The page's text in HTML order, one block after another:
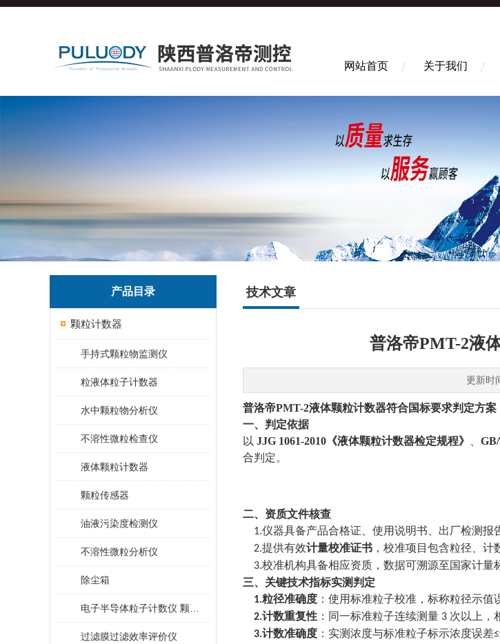
网站首页 关于我们
产品目录
颗粒计数器
手持式颗粒物监测仪
粒液体粒子计数器
水中颗粒物分析仪
不溶性微粒检查仪
液体颗粒计数器
颗粒传感器
油液污染度检测仪
不溶性微粒分析仪
除尘箱
过滤膜过滤效率评价仪
技术文章
普洛帝PMT-2液
更新时
普洛帝PMT-2液体颗粒计数器符合国标要求判定方案
一、判定依据
以 JJG 1061-2010《液体颗粒计数器检定规程》
合判定。
二、资质文件核查
1.仪器具备产品合格证、使用说明书、出厂检测报
2.提供有效计量校准证书 ，校准项目包含粒径、计
3.校准机构具备相应资质，数据可溯源至国家计量
三、关键技术指标实测判定
1.粒径准确度 ：使用标准粒子校准，标称粒径示值
2.计数重复性 ：同一标准粒子连续测量 3 次以上，
3.计数准确度 ：实测浓度与标准粒子标示浓度误差